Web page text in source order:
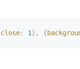
close: 1}, {